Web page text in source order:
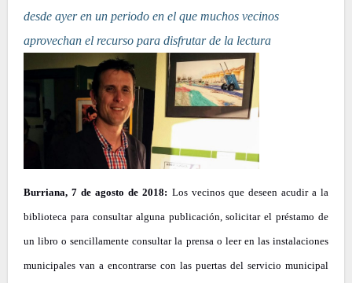
desde ayer en un periodo en el que muchos vecinos
aprovechan el recurso para disfrutar de la lectura
Burriana, 7 de agosto de 2018: Los vecinos que deseen acudir a la
biblioteca para consultar alguna publicación, solicitar el préstamo de
un libro o sencillamente consultar la prensa o leer en las instalaciones
municipales van a encontrarse con las puertas del servicio municipal